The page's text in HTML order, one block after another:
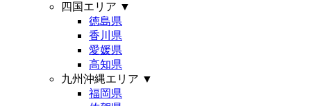
四国エリア ▼
徳島県
香川県
愛媛県
高知県
九州沖縄エリア ▼
福岡県